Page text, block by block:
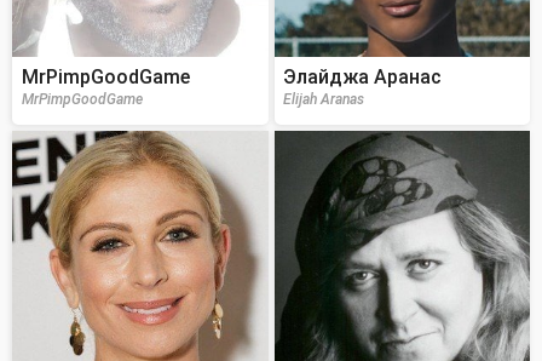
MrPimpGoodGame
MrPimpGoodGame
Элайджа Аранас
Elijah Aranas